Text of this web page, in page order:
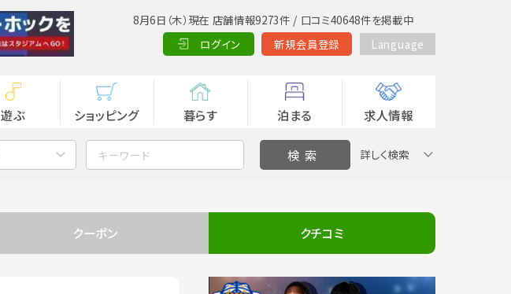
8月6日（木）現在 店舗情報9273件 / 口コミ40648件を掲載中
ログイン
新規会員登録 Language
遊ぶ ショッピング 暮らす 泊まる 求人情報
詳しく検索
クーポン クチコミ